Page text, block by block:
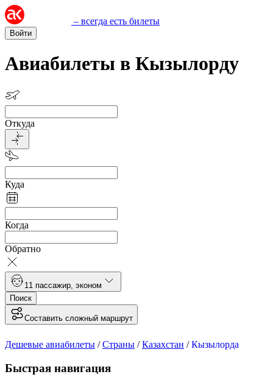
– всегда есть билеты
Войти
Авиабилеты в Кызылорду
Откуда
Куда
Когда
Обратно
1 1 пассажир эконом
Поиск
Составить сложный маршрут
Дешевые авиабилеты /Страны /Казахстан /Кызылорда
Быстрая навигация